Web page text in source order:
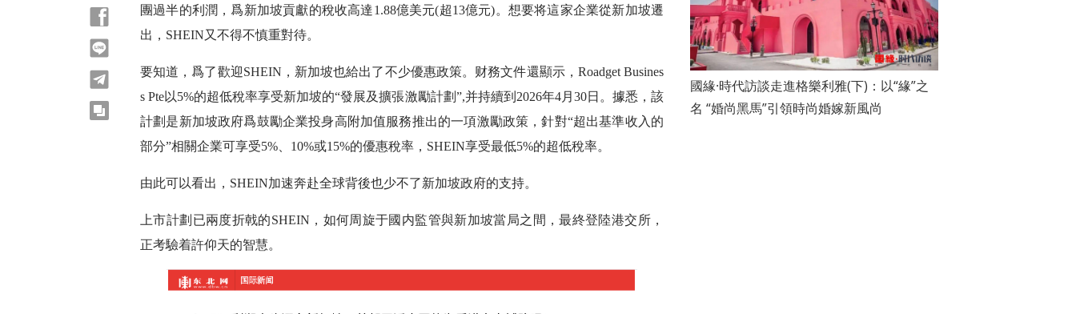
團過半的利潤，爲新加坡貢獻的稅收高達1.88億美元(超13億元)。想要将這家企業從新加坡遷
出，SHEIN又不得不慎重對待。
要知道，爲了歡迎SHEIN，新加坡也給出了不少優惠政策。财務文件還顯示，Roadget Busines
s Pte以5%的超低稅率享受新加坡的“發展及擴張激勵計劃”,并持續到2026年4月30日。據悉，該
計劃是新加坡政府爲鼓勵企業投身高附加值服務推出的一項激勵政策，針對“超出基準收入的
部分”相關企業可享受5%、10%或15%的優惠稅率，SHEIN享受最低5%的超低稅率。
由此可以看出，SHEIN加速奔赴全球背後也少不了新加坡政府的支持。
上市計劃已兩度折戟的SHEIN，如何周旋于國内監管與新加坡當局之間，最終登陸港交所，
正考驗着許仰天的智慧。
國緣·時代訪談走進格樂利雅(下)：以“緣”之
名 “婚尚黑馬”引領時尚婚嫁新風尚